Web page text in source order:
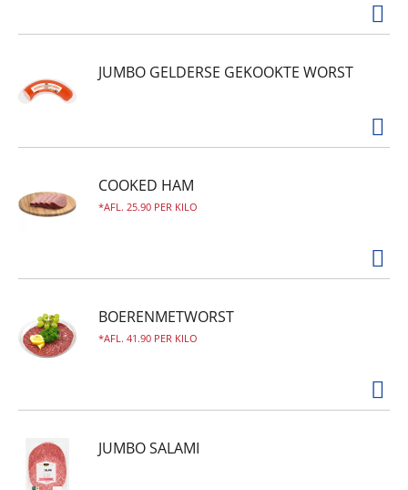
JUMBO GELDERSE GEKOOKTE WORST
COOKED HAM
AFL. 25.90 PER KILO
BOERENMETWORST
AFL. 41.90 PER KILO
JUMBO SALAMI